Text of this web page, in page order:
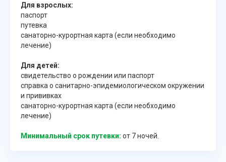
Для взрослых:
паспорт
путевка
санаторно-курортная карта (если необходимо
лечение)
Для детей:
свидетельство о рождении или паспорт
справка о санитарно-эпидемиологическом окружении
и прививках
санаторно-курортная карта (если необходимо
лечение)
Минимальный срок путевки: от 7 ночей.